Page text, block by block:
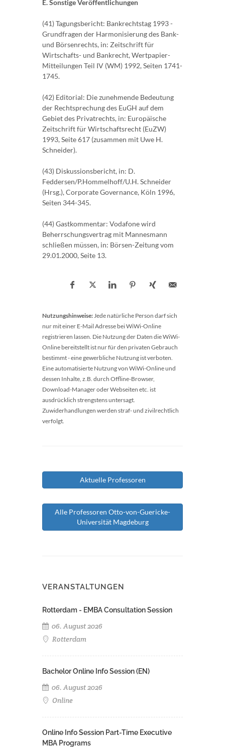
E. Sonstige Veröffentlichungen
(41) Tagungsbericht: Bankrechtstag 1993 -
Grundfragen der Harmonisierung des Bank-
und Börsenrechts, in: Zeitschrift für
Wirtschafts- und Bankrecht, Wertpapier-
Mitteilungen Teil IV (WM) 1992, Seiten 1741-
1745.
(42) Editorial: Die zunehmende Bedeutung
der Rechtsprechung des EuGH auf dem
Gebiet des Privatrechts, in: Europäische
Zeitschrift für Wirtschaftsrecht (EuZW)
1993, Seite 617 (zusammen mit Uwe H.
Schneider).
(43) Diskussionsbericht, in: D.
Feddersen/P.Hommelhoff/U.H. Schneider
(Hrsg.), Corporate Governance, Köln 1996,
Seiten 344-345.
(44) Gastkommentar: Vodafone wird
Beherrschungsvertrag mit Mannesmann
schließen müssen, in: Börsen-Zeitung vom
29.01.2000, Seite 13.
Nutzungshinweise:Jede natürliche Person darf sich
nur mit einer E-Mail Adresse bei WiWi-Online
registrieren lassen. Die Nutzung der Daten die WiWi-
Online bereitstellt ist nur für den privaten Gebrauch
bestimmt - eine gewerbliche Nutzung ist verboten.
Eine automatisierte Nutzung von WiWi-Online und
dessen Inhalte, z.B. durch Offline-Browser,
Download-Manager oder Webseiten etc. ist
ausdrücklich strengstens untersagt.
Zuwiderhandlungen werden straf- und zivilrechtlich
verfolgt.
Aktuelle Professoren
Alle Professoren Otto-von-Guericke-
Universität Magdeburg
VERANSTALTUNGEN
Rotterdam - EMBA Consultation Session
06. August 2026
Rotterdam
Bachelor Online Info Session (EN)
06. August 2026
Online
Online Info Session Part-Time Executive
MBA Programs